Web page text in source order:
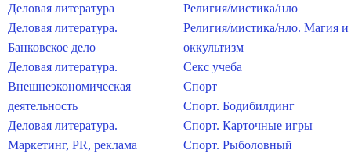
Деловая литература
Деловая литература.
Банковское дело
Деловая литература.
Внешнеэкономическая
деятельность
Деловая литература.
Маркетинг, PR, реклама
Религия/мистика/нло
Религия/мистика/нло. Магия и
оккультизм
Секс учеба
Спорт
Спорт. Бодибилдинг
Спорт. Карточные игры
Спорт. Рыболовный